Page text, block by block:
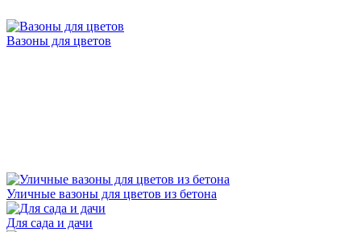
Вазоны для цветов
Уличные вазоны для цветов из бетона
Для сада и дачи